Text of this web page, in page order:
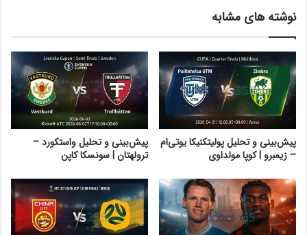
نوشته های مشابه
پیش‌بینی و تحلیل پولیتکنیکا یو‌تی‌ام
– زیمبرو | کوپا مولداوی
پیش‌بینی و تحلیل واستکورد –
ترولهتان | سونسکا کاپن